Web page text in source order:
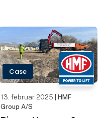
sin strategiske ud-vikling
og investerer i fremtiden.
De nye faciliteter er
designet til at
imødekomme
virksomhedens fremt